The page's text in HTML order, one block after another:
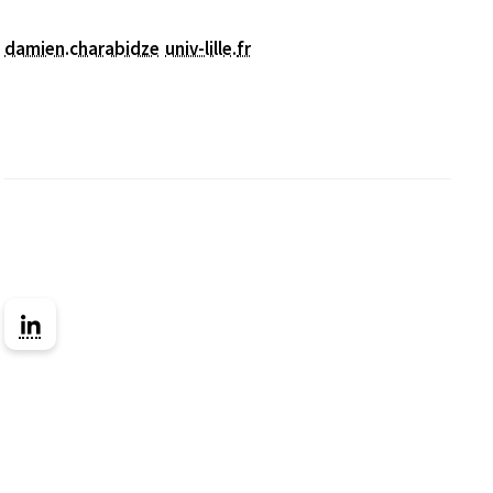
nouvelle fenêtre)
damien.charabidze univ-lille.fr
Lien vers la page Linkedin ( Nouvelle fenêtre)